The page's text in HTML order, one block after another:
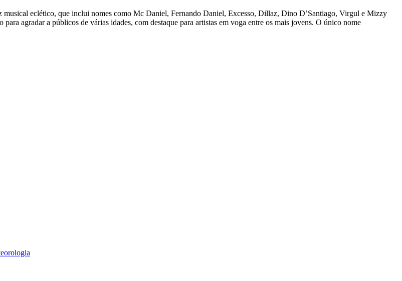
musical eclético, que inclui nomes como Mc Daniel, Fernando Daniel, Excesso, Dillaz, Dino D’Santiago, Virgul e Mizzy
agradar a públicos de várias idades, com destaque para artistas em voga entre os mais jovens. O único nome